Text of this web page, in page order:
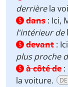
derrièrela
5 dans : Ici,
l'intérieur de
5 devant :
plus proche
5 à côté de :
la voiture.
DE